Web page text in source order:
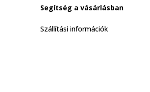
Segítség a vásárlásban
Szállítási információk